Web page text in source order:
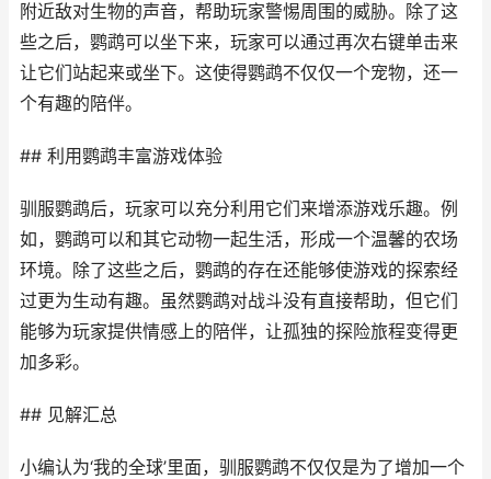
附近敌对生物的声音，帮助玩家警惕周围的威胁。除了这
些之后，鹦鹉可以坐下来，玩家可以通过再次右键单击来
让它们站起来或坐下。这使得鹦鹉不仅仅一个宠物，还一
个有趣的陪伴。
## 利用鹦鹉丰富游戏体验
驯服鹦鹉后，玩家可以充分利用它们来增添游戏乐趣。例
如，鹦鹉可以和其它动物一起生活，形成一个温馨的农场
环境。除了这些之后，鹦鹉的存在还能够使游戏的探索经
过更为生动有趣。虽然鹦鹉对战斗没有直接帮助，但它们
能够为玩家提供情感上的陪伴，让孤独的探险旅程变得更
加多彩。
## 见解汇总
小编认为‘我的全球’里面，驯服鹦鹉不仅仅是为了增加一个